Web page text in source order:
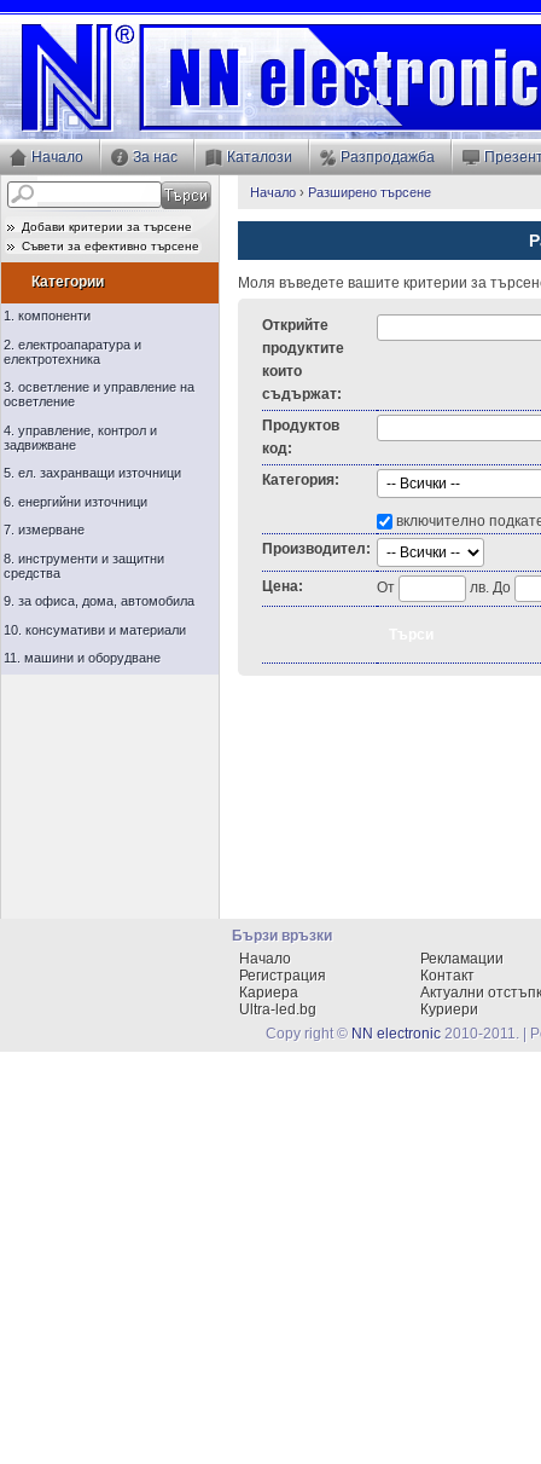
Начало За нас Каталози Разпродажба
Добави критерии за търсене
Съвети за ефективно търсене
Категории
1. компоненти
2. електроапаратура и
електротехника
3. осветление и управление на
осветление
4. управление, контрол и
задвижване
5. ел. захранващи източници
6. енергийни източници
7. измерване
8. инструменти и защитни
средства
9. за офиса, дома, автомобила
10. консумативи и материали
11. машини и оборудване
Начало › Разширено търсене
Моля въведете вашите критерии за
Открийте
продуктите
които
съдържат:
Продуктов
код:
Категория:
включително
Производител:
Цена: От лв. До
Бързи връзки
Начало
Рекламации
Регистрация
Контакт
Кариера
Актуални
Ultra-led.bg
Куриери
Copy right © NN electronic 2010-2011. |